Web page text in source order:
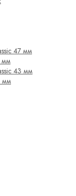
47 мм
мм
43 мм
мм